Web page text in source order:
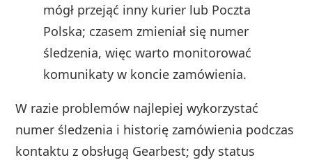
mógł przejąć inny kurier lub Poczta
Polska; czasem zmieniał się numer
śledzenia, więc warto monitorować
komunikaty w koncie zamówienia.
W razie problemów najlepiej wykorzystać
numer śledzenia i historię zamówienia podczas
kontaktu z obsługą Gearbest; gdy status